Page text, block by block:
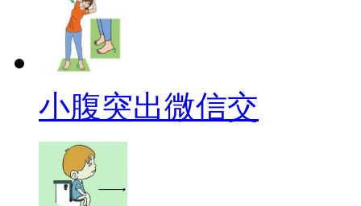
小腹突出微信交